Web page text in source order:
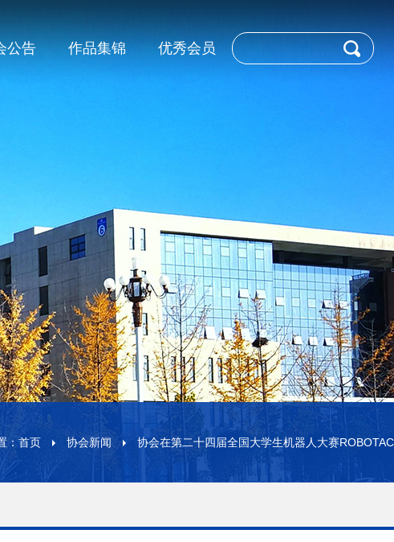
公告 作品集锦 优秀会员
：首页 协会新闻 协会在第二十四届全国大学生机器人大赛